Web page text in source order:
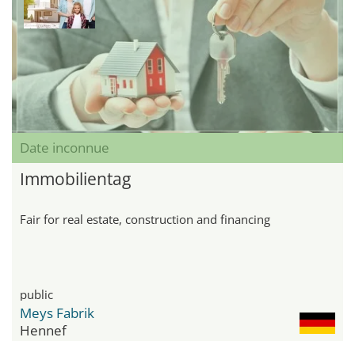
Date inconnue
Immobilientag
Fair for real estate, construction and financing
public
Meys Fabrik
Hennef